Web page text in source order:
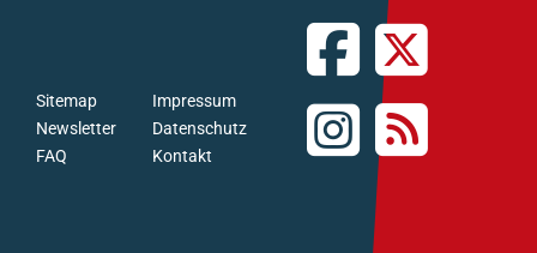
FAQ
Newsletter
Sitemap
Kontakt
Datenschutz
Impressum